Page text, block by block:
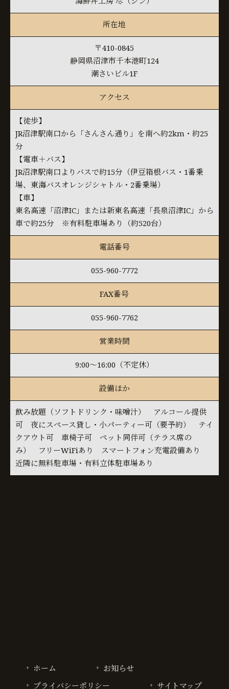
所在地
〒410-0845
静岡県沼津市千本港町124
潮さいビル1F
アクセス
【徒歩】
JR沼津駅南口から「さんさん通り」を南へ約2km・約25
分
【電車＋バス】
JR沼津駅南口よりバスで約15分（伊豆箱根バス・1番乗
場、東海バスオレンジシャトル・2番乗場）
【車】
東名高速「沼津IC」または新東名高速「長泉沼津IC」から
車で約25分 ※有料駐車場あり（約520台）
電話番号
055-960-7772
FAX番号
055-960-7762
営業時間
9:00～16:00（不定休）
設備ほか
飲み放題（ソフトドリンク・味噌汁） アルコール提供
可 夜にスペース貸し・小パーティー可（要予約） テイ
クアウト可 車椅子可 ペット同伴可（テラス席の
み） フリーWiFiあり スマートフォン充電設備あり
近隣に無料駐車場・有料立体駐車場あり
ホーム
お知らせ
プライバシーポリシー
サイトマップ